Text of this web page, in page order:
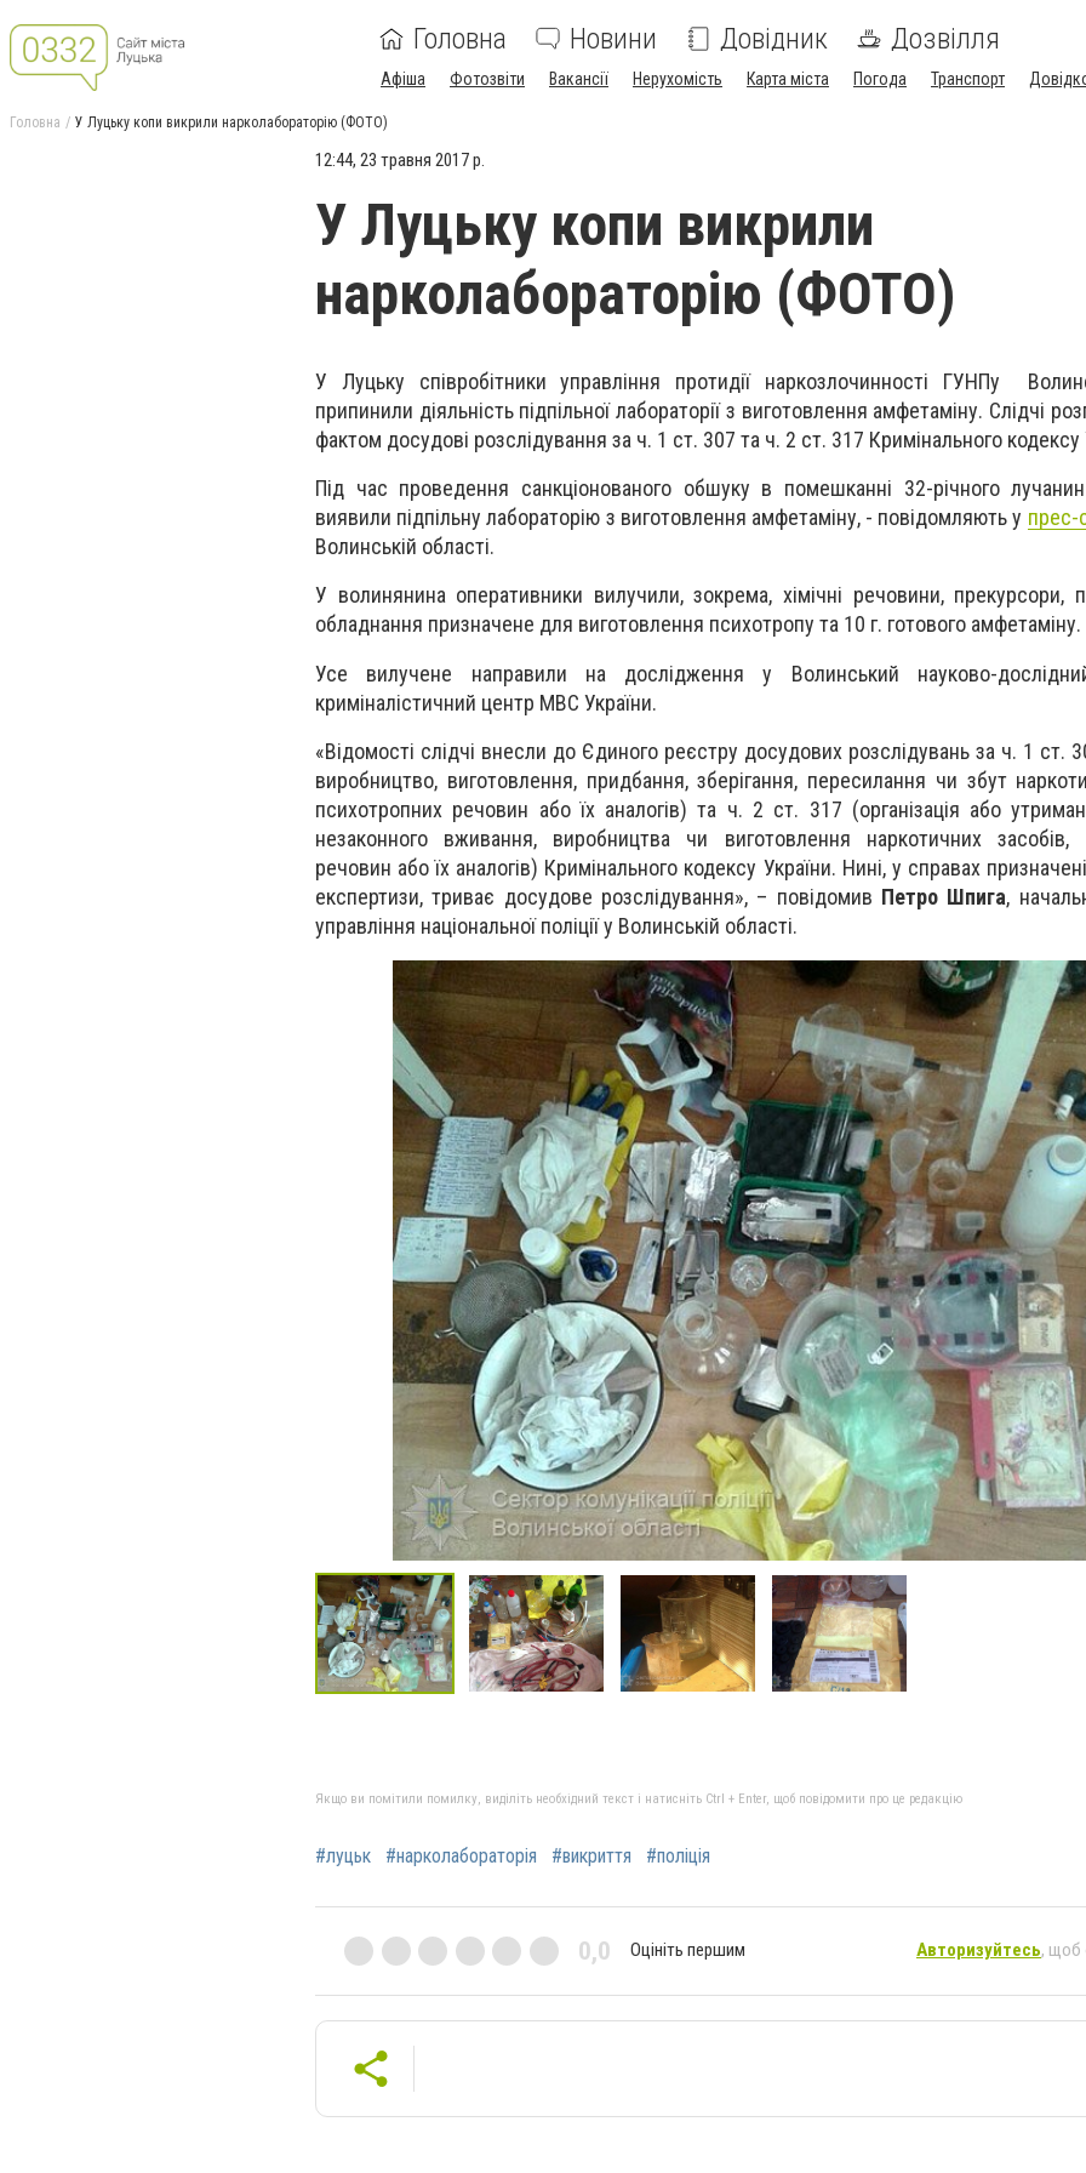
Головна Новини Довідник Дозвілля
Афіша Фотозвіти Вакансії Нерухомість Карта міста Погода Транспорт
Головна У Луцьку копи викрили нарколабораторію (ФОТО)
12:44, 23 травня 2017 р.
У Луцьку копи викрили
нарколабораторію (ФОТО)
У Луцьку співробітники управління протидії наркозлочинності ГУНПу
припинили діяльність підпільної лабораторії з виготовлення амфетаміну. Слідчі
фактом досудові розслідування за ч. 1 ст. 307 та ч. 2 ст. 317 Кримінального кодексу
Під час проведення санкціонованого обшуку в помешканні 32-річного
виявили підпільну лабораторію з виготовлення амфетаміну, - повідомляють у прес-
Волинській області.
У волинянина оперативники вилучили, зокрема, хімічні речовини, прекурсори,
обладнання призначене для виготовлення психотропу та 10 г. готового амфетаміну.
Усе вилучене направили на дослідження у Волинський науково-
криміналістичний центр МВС України.
«Відомості слідчі внесли до Єдиного реєстру досудових розслідувань за ч. 1 ст.
виробництво, виготовлення, придбання, зберігання, пересилання чи збут
психотропних речовин або їх аналогів) та ч. 2 ст. 317 (організація або
незаконного вживання, виробництва чи виготовлення наркотичних засобів,
речовин або їх аналогів) Кримінального кодексу України. Нині, у справах
експертизи, триває досудове розслідування», – повідомив Петро Шпига,
управління національної поліції у Волинській області.
Якщо ви помітили помилку, виділіть необхідний текст і натисніть Ctrl + Enter, щоб повідомити про це редакцію
#луцьк #нарколабораторія #викриття #поліція
0,0 Оцініть першим Авторизуйтесь, щоб